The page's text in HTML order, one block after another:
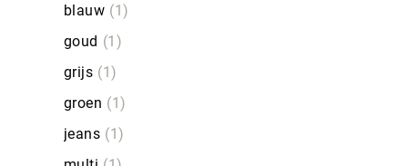
blauw
1
goud
1
grijs
1
groen
1
jeans
1